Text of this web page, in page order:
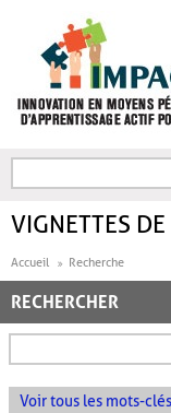
FORMULAIRE DE
VIGNETTES
Accueil Recherche
RECHERCHER
Voir tous les mots-clés